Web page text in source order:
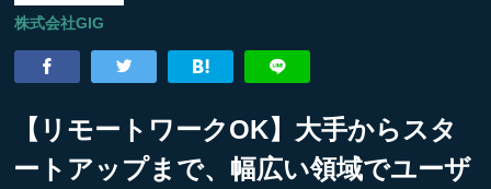
株式会社GIG
【リモートワークOK】大手からスタ
ートアップまで、幅広い領域でユーザ